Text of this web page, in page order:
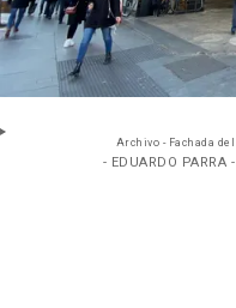
Archivo - Fachada
- EDUARDO PARRA